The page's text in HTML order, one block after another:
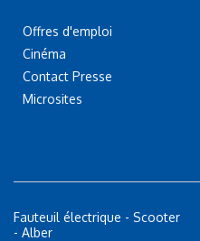
Offres d'emploi
Cinéma
Contact Presse
Microsites
Fauteuil électrique - Scooter
- Alber